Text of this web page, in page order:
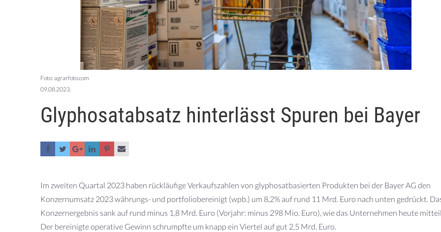
Foto: agrarfoto.com
09.08.2023.
Glyphosatabsatz hinterlässt Spuren bei Bayer
Im zweiten Quartal 2023 haben rückläufige Verkaufszahlen von glyphosatbasierten Produkten bei der Bayer AG den
Konzernumsatz 2023 währungs- und portfoliobereinigt (wpb.) um 8,2% auf rund 11 Mrd. Euro nach unten gedrückt.
Konzernergebnis sank auf rund minus 1,8 Mrd. Euro (Vorjahr: minus 298 Mio. Euro), wie das Unternehmen heute
Der bereinigte operative Gewinn schrumpfte um knapp ein Viertel auf gut 2,5 Mrd. Euro.